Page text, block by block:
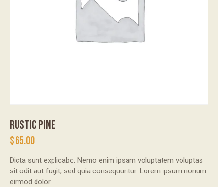
RUSTIC PINE
$65.00
Dicta sunt explicabo. Nemo enim ipsam voluptatem voluptas
sit odit aut fugit, sed quia consequuntur. Lorem ipsum nonum
eirmod dolor.